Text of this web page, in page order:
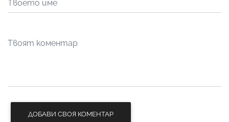
ДОБАВИ СВОЯ КОМЕНТАР